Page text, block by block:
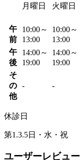
月曜日 火曜日
午
前
10:00～
13:00
10:00～
13:00
午
後
14:00～
19:00
14:00～
19:00
そ
の
他
- -
休診日
第1.3.5日・水・祝
ユーザーレビュー